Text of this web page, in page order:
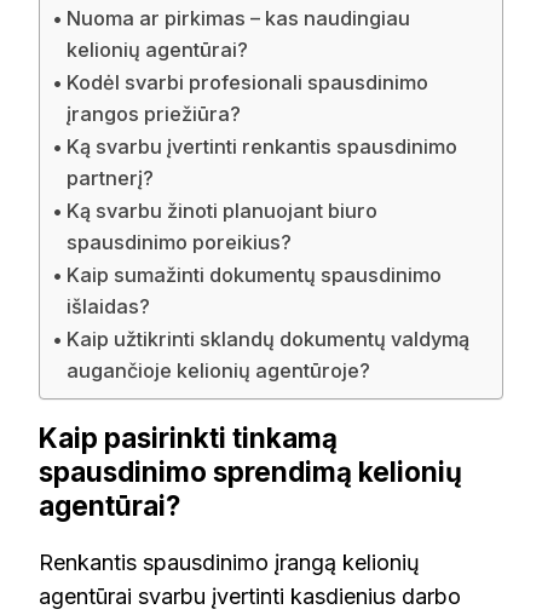
Nuoma ar pirkimas – kas naudingiau
kelionių agentūrai?
Kodėl svarbi profesionali spausdinimo
įrangos priežiūra?
Ką svarbu įvertinti renkantis spausdinimo
partnerį?
Ką svarbu žinoti planuojant biuro
spausdinimo poreikius?
Kaip sumažinti dokumentų spausdinimo
išlaidas?
Kaip užtikrinti sklandų dokumentų valdymą
augančioje kelionių agentūroje?
Kaip pasirinkti tinkamą
spausdinimo sprendimą kelionių
agentūrai?
Renkantis spausdinimo įrangą kelionių
agentūrai svarbu įvertinti kasdienius darbo